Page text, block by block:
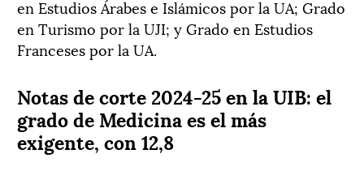
en Estudios Árabes e Islámicos por la UA; Grado
en Turismo por la UJI; y Grado en Estudios
Franceses por la UA.
Notas de corte 2024-25 en la UIB: el
grado de Medicina es el más
exigente, con 12,8